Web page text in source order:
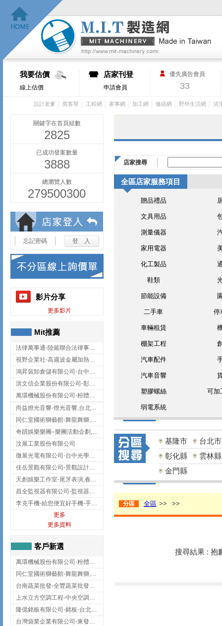
我要估價
線上估價
店家刊登
申請會員
優先廣告會員
33
設計老爹 窩客幫 工程網 家事網 加工網 修繕網 野外生活網 清
關鍵字在首頁組數
2825
已成功發案數量
3888
總瀏覽人數
279500300
忘記密碼
影片分享
更多影片
Mit推薦
法律萬事通-陸懿聯合法律事務所
視野企業社-高週波金屬加熱設備,彰化高週波金屬加熱設備
鴻昇裝卸倉儲有限公司-台中貨櫃裝卸
洪文信企業股份有限公司-彰化鋅合金鑄造,彰化五金加工,彰化五金配件
萬環機械股份有限公司-粉體塗裝設備,輸送機,輸送機設備,台南輸送機
尚益燈光音響-燈光音響,台北燈光音響,台北燈光音響出租
同仁堂國術獅藝館-舞龍舞獅,台中舞龍舞獅
奇蹟娛樂樂團–樂團活動企劃,台中樂團表演,台中婚禮樂團
汶展工業股份有限公司
微展光電有限公司-台中光學鍍膜,optical filter taiwan,台灣光學鍍膜
佳岳景觀有限公司-景觀設計公司,台北景觀設計,台北景觀工程,中山區景觀設計
天創娛樂工作室-尾牙表演,春酒表演,板橋尾牙表演
昌全監視器有限公司-監視器安裝,高雄監視器安裝,鳳山區監視器安裝
李克手機-給您便宜好手機-手機收購,屏東手機收購
更多
更多資料
客戶新選
萬環機械股份有限公司-粉體塗裝設備,輸送機,輸送機設備,台南輸送機
同仁堂國術獅藝館-舞龍舞獅,台中舞龍舞獅
台南蔬菜批發-全豐蔬菜批發專送/台南蔬菜箱宅配到府
上水立方空調工程-中央空調規劃,台北中央空調規劃
隆億銘板有限公司-銘板-台北銘板-板橋銘板
台灣袋業企業有限公司-東發企業社/台中太空袋/太空包
店家搜尋
全區店家服務項目
贈品禮品
文具用品
測量儀器
家用電器
化工製品
鞋類
節能設備
二手車 停
車輛租賃
棚架工程
汽車配件
汽車音響
塑膠螺絲 可加
弱電系統
基隆市
台北市
彰化縣
雲林縣
金門縣
分區 全區 >> >>
搜尋結果 : 抱